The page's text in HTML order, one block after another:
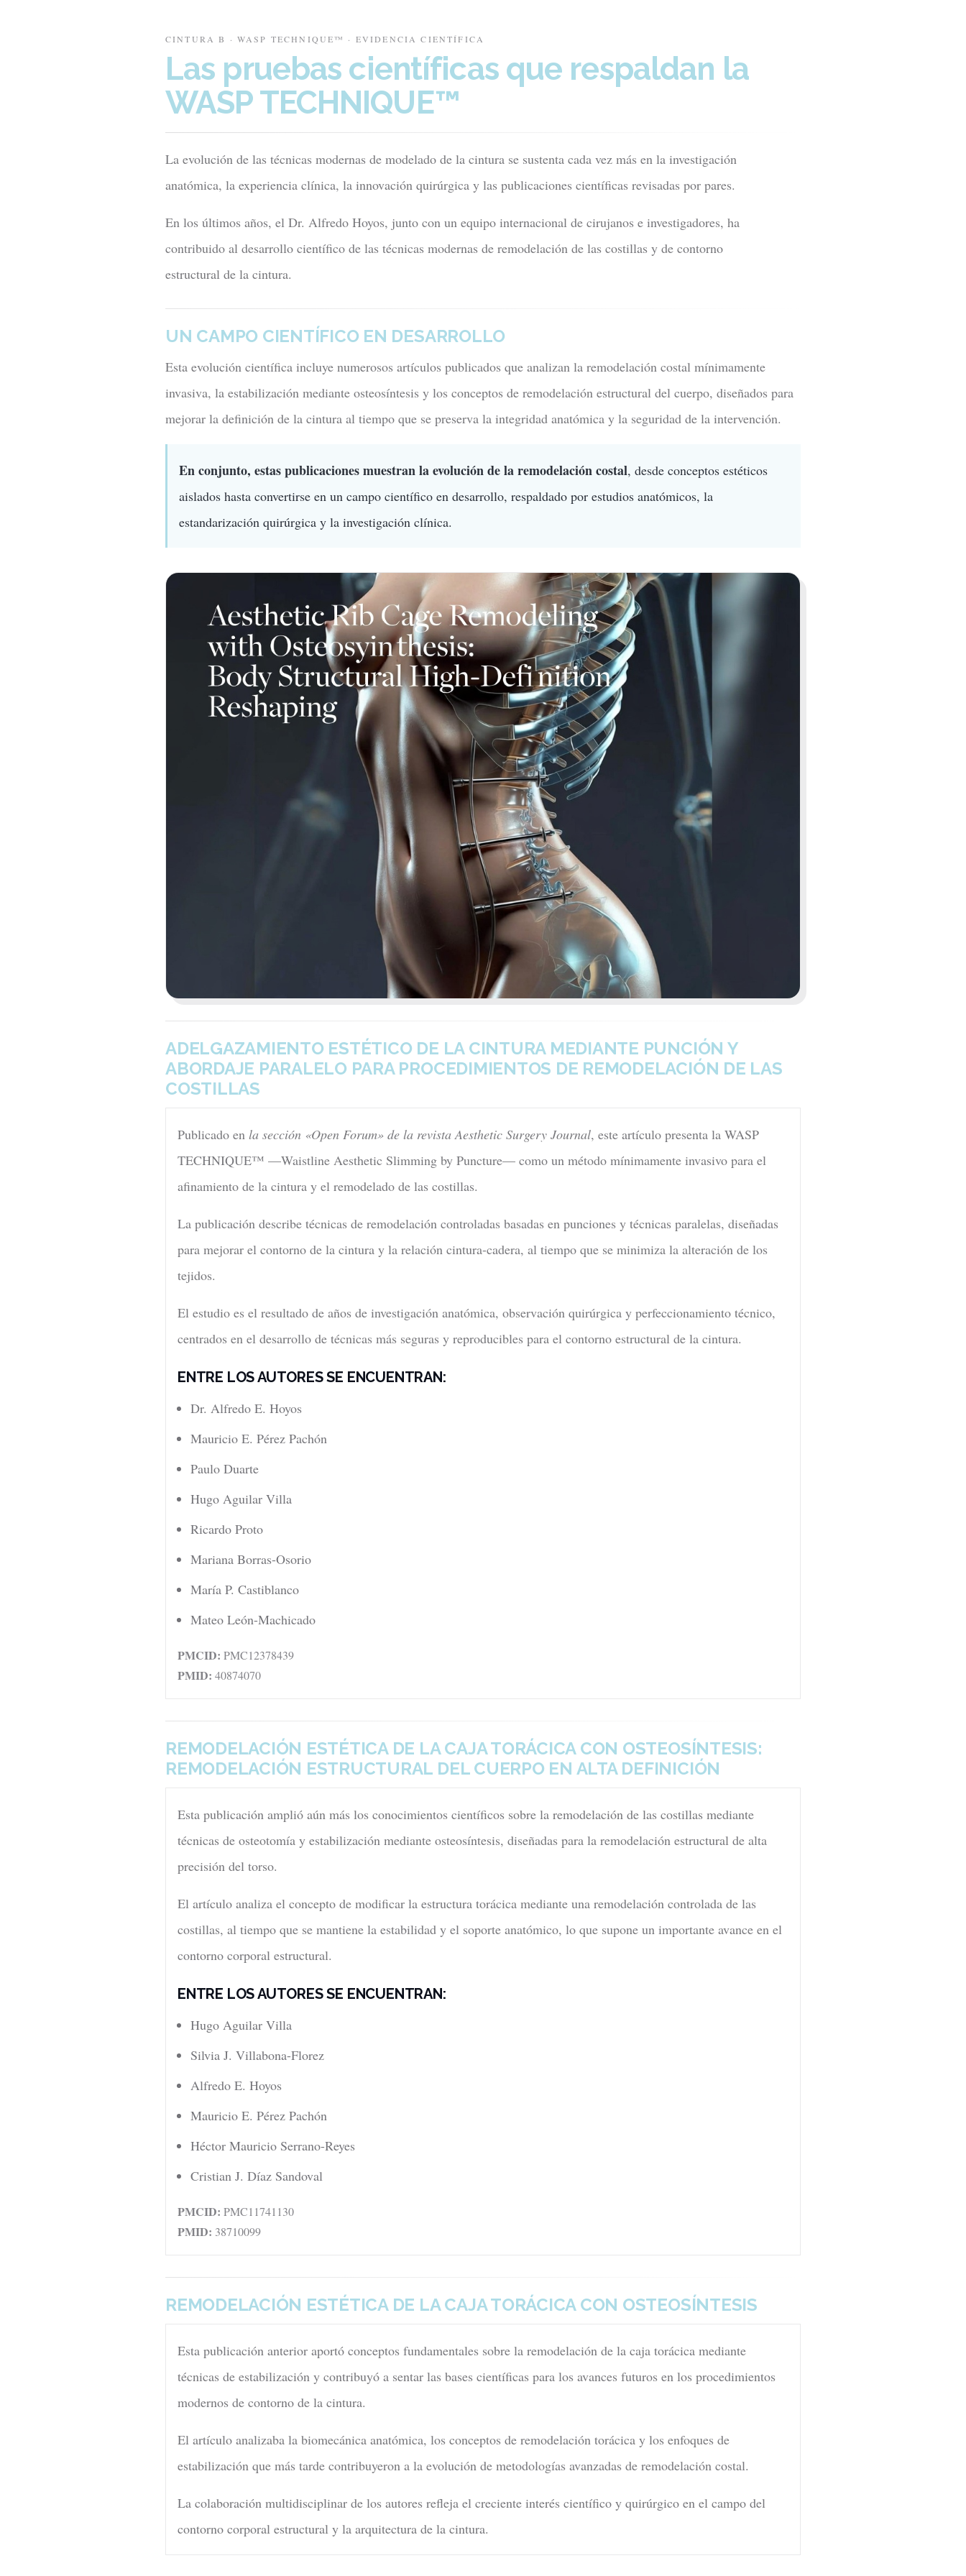
CINTURA B · WASP TECHNIQUE™ · EVIDENCIA CIENTÍFICA
Las pruebas científicas que respaldan la
WASP TECHNIQUE™
La evolución de las técnicas modernas de modelado de la cintura se sustenta cada vez más en la investigación
anatómica, la experiencia clínica, la innovación quirúrgica y las publicaciones científicas revisadas por pares.
En los últimos años, el Dr. Alfredo Hoyos, junto con un equipo internacional de cirujanos e investigadores, ha
contribuido al desarrollo científico de las técnicas modernas de remodelación de las costillas y de contorno
estructural de la cintura.
UN CAMPO CIENTÍFICO EN DESARROLLO
Esta evolución científica incluye numerosos artículos publicados que analizan la remodelación costal mínimamente
invasiva, la estabilización mediante osteosíntesis y los conceptos de remodelación estructural del cuerpo, diseñados para
mejorar la definición de la cintura al tiempo que se preserva la integridad anatómica y la seguridad de la intervención.
En conjunto, estas publicaciones muestran la evolución de la remodelación costal, desde conceptos estéticos
aislados hasta convertirse en un campo científico en desarrollo, respaldado por estudios anatómicos, la
estandarización quirúrgica y la investigación clínica.
ADELGAZAMIENTO ESTÉTICO DE LA CINTURA MEDIANTE PUNCIÓN Y
ABORDAJE PARALELO PARA PROCEDIMIENTOS DE REMODELACIÓN DE LAS
COSTILLAS
Publicado en la sección «Open Forum» de la revista Aesthetic Surgery Journal, este artículo presenta la WASP
TECHNIQUE™ —Waistline Aesthetic Slimming by Puncture— como un método mínimamente invasivo para el
afinamiento de la cintura y el remodelado de las costillas.
La publicación describe técnicas de remodelación controladas basadas en punciones y técnicas paralelas, diseñadas
para mejorar el contorno de la cintura y la relación cintura-cadera, al tiempo que se minimiza la alteración de los
tejidos.
El estudio es el resultado de años de investigación anatómica, observación quirúrgica y perfeccionamiento técnico,
centrados en el desarrollo de técnicas más seguras y reproducibles para el contorno estructural de la cintura.
ENTRE LOS AUTORES SE ENCUENTRAN:
Dr. Alfredo E. Hoyos
Mauricio E. Pérez Pachón
Paulo Duarte
Hugo Aguilar Villa
Ricardo Proto
Mariana Borras-Osorio
María P. Castiblanco
Mateo León-Machicado
PMCID: PMC12378439
PMID: 40874070
REMODELACIÓN ESTÉTICA DE LA CAJA TORÁCICA CON OSTEOSÍNTESIS:
REMODELACIÓN ESTRUCTURAL DEL CUERPO EN ALTA DEFINICIÓN
Esta publicación amplió aún más los conocimientos científicos sobre la remodelación de las costillas mediante
técnicas de osteotomía y estabilización mediante osteosíntesis, diseñadas para la remodelación estructural de alta
precisión del torso.
El artículo analiza el concepto de modificar la estructura torácica mediante una remodelación controlada de las
costillas, al tiempo que se mantiene la estabilidad y el soporte anatómico, lo que supone un importante avance en el
contorno corporal estructural.
ENTRE LOS AUTORES SE ENCUENTRAN:
Hugo Aguilar Villa
Silvia J. Villabona-Florez
Alfredo E. Hoyos
Mauricio E. Pérez Pachón
Héctor Mauricio Serrano-Reyes
Cristian J. Díaz Sandoval
PMCID: PMC11741130
PMID: 38710099
REMODELACIÓN ESTÉTICA DE LA CAJA TORÁCICA CON OSTEOSÍNTESIS
Esta publicación anterior aportó conceptos fundamentales sobre la remodelación de la caja torácica mediante
técnicas de estabilización y contribuyó a sentar las bases científicas para los avances futuros en los procedimientos
modernos de contorno de la cintura.
El artículo analizaba la biomecánica anatómica, los conceptos de remodelación torácica y los enfoques de
estabilización que más tarde contribuyeron a la evolución de metodologías avanzadas de remodelación costal.
La colaboración multidisciplinar de los autores refleja el creciente interés científico y quirúrgico en el campo del
contorno corporal estructural y la arquitectura de la cintura.